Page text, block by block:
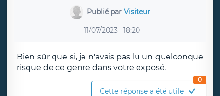
Publié parVisiteur
11/07/2023 18:20
Bien sûr que si, je n'avais pas lu un quelconque
risque de ce genre dans votre exposé.
Cette réponse a été utile
0